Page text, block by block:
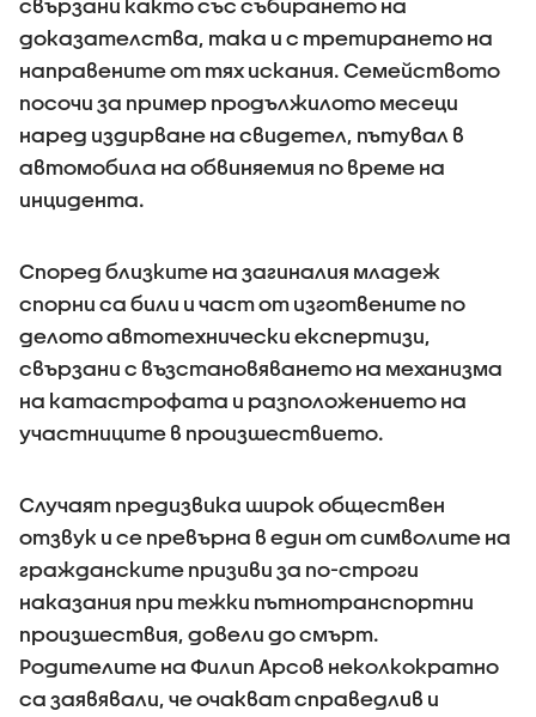
свързани както със събирането на
доказателства, така и с третирането на
направените от тях искания. Семейството
посочи за пример продължилото месеци
наред издирване на свидетел, пътувал в
автомобила на обвиняемия по време на
инцидента.
Според близките на загиналия младеж
спорни са били и част от изготвените по
делото автотехнически експертизи,
свързани с възстановяването на механизма
на катастрофата и разположението на
участниците в произшествието.
Случаят предизвика широк обществен
отзвук и се превърна в един от символите на
гражданските призиви за по-строги
наказания при тежки пътнотранспортни
произшествия, довели до смърт.
Родителите на Филип Арсов неколкократно
са заявявали, че очакват справедлив и